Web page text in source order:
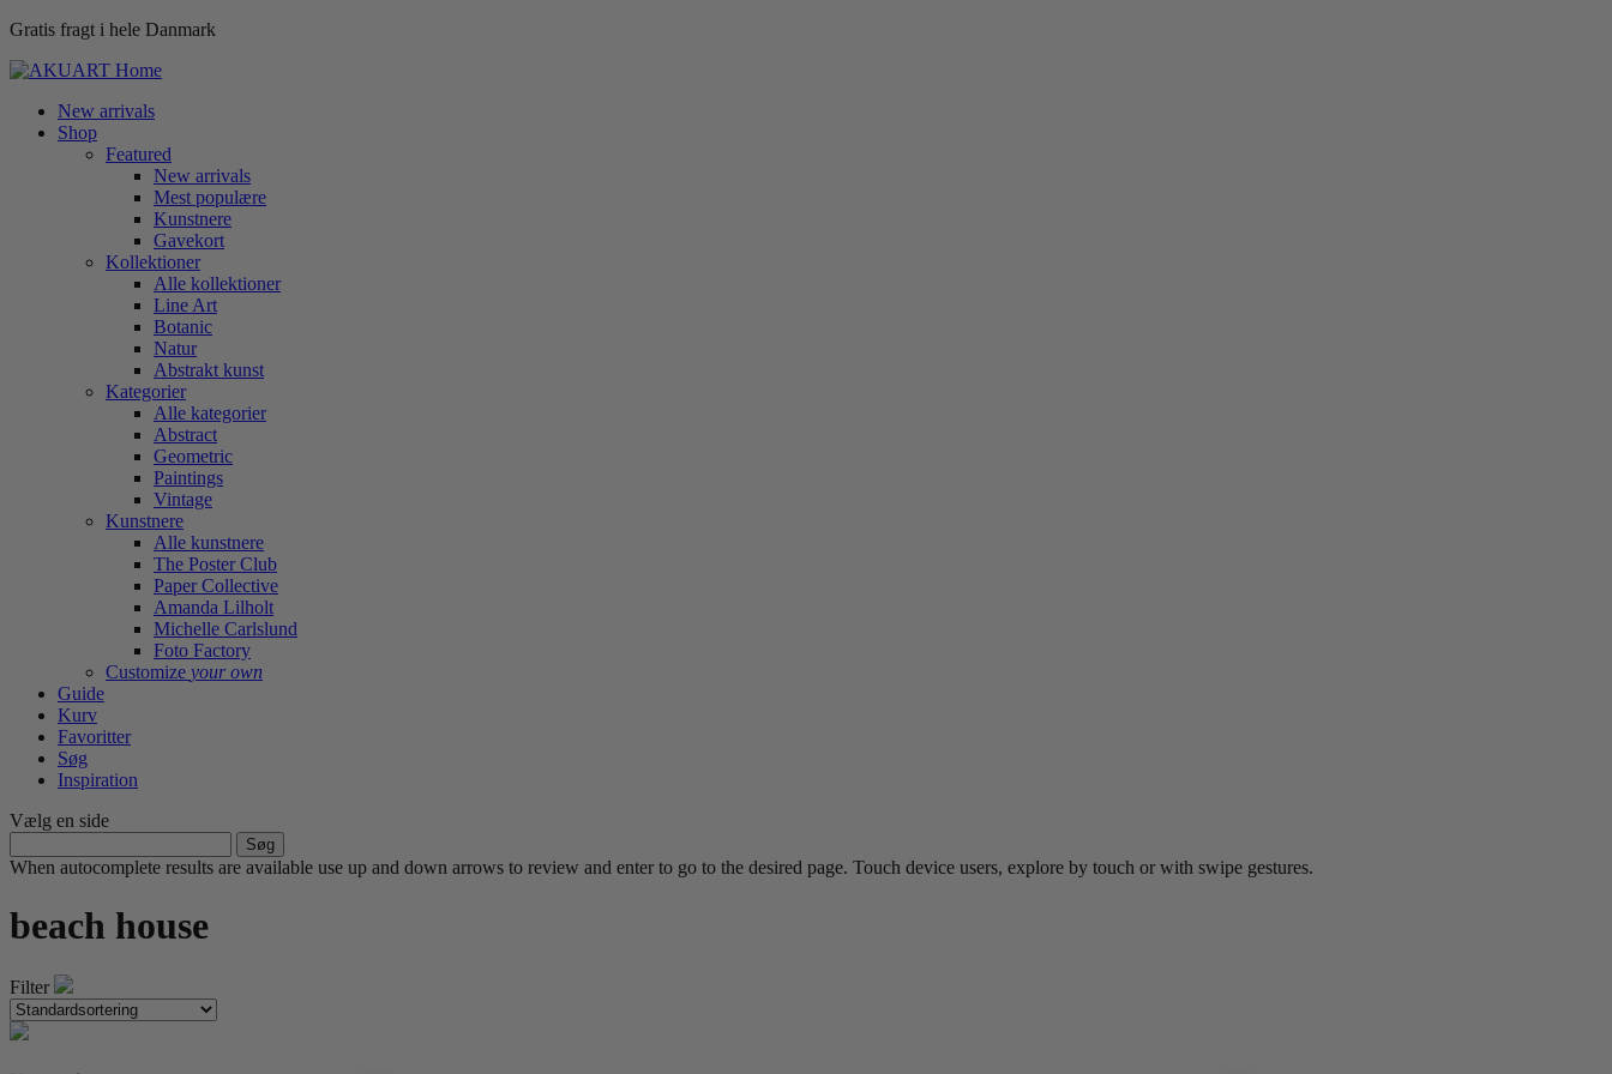
Gratis fragt i hele Danmark
New arrivals
Shop
Featured
New arrivals
Mest populære
Kunstnere
Gavekort
Kollektioner
Alle kollektioner
Line Art
Botanic
Natur
Abstrakt kunst
Kategorier
Alle kategorier
Abstract
Geometric
Paintings
Vintage
Kunstnere
Alle kunstnere
The Poster Club
Paper Collective
Amanda Lilholt
Michelle Carlslund
Foto Factory
Customize your own
Guide
Kurv
Favoritter
Søg
Inspiration
Vælg en side
efter:
When autocomplete results are available use up and down arrows to review and enter to go to the desired page. Touch device users, explore by touch or with swipe gestures.
beach house
Filter